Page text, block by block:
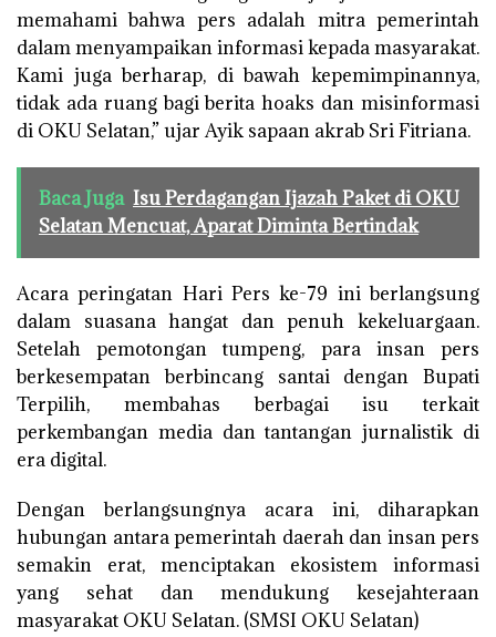
memahami bahwa pers adalah mitra pemerintah
dalam menyampaikan informasi kepada masyarakat.
Kami juga berharap, di bawah kepemimpinannya,
tidak ada ruang bagi berita hoaks dan misinformasi
di OKU Selatan,” ujar Ayik sapaan akrab Sri Fitriana.
Baca Juga Isu Perdagangan Ijazah Paket di OKU
Selatan Mencuat, Aparat Diminta Bertindak
Acara peringatan Hari Pers ke-79 ini berlangsung
dalam suasana hangat dan penuh kekeluargaan.
Setelah pemotongan tumpeng, para insan pers
berkesempatan berbincang santai dengan Bupati
Terpilih, membahas berbagai isu terkait
perkembangan media dan tantangan jurnalistik di
era digital.
Dengan berlangsungnya acara ini, diharapkan
hubungan antara pemerintah daerah dan insan pers
semakin erat, menciptakan ekosistem informasi
yang sehat dan mendukung kesejahteraan
masyarakat OKU Selatan. (SMSI OKU Selatan)